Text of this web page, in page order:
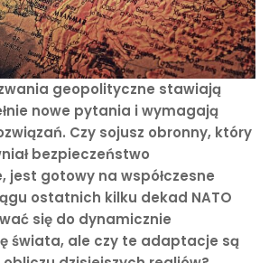
geopolityczne stawiają
nowe pytania i wymagają
Czy sojusz obronny, który
bezpieczeństwo
jest gotowy na współczesne
ostatnich kilku dekad NATO
się do dynamicznie
świata, ale czy te adaptacje są